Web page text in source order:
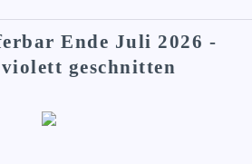
Ende Juli 2026 -
geschnitten